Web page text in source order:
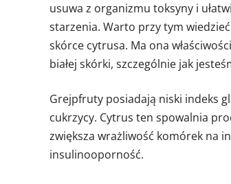
usuwa z organizmu toksyny i
starzenia. Warto przy tym
skórce cytrusa. Ma ona
białej skórki, szczególnie jak
Grejpfruty posiadają niski indeks
cukrzycy. Cytrus ten spowalnia
zwiększa wrażliwość komórek na
insulinooporność.